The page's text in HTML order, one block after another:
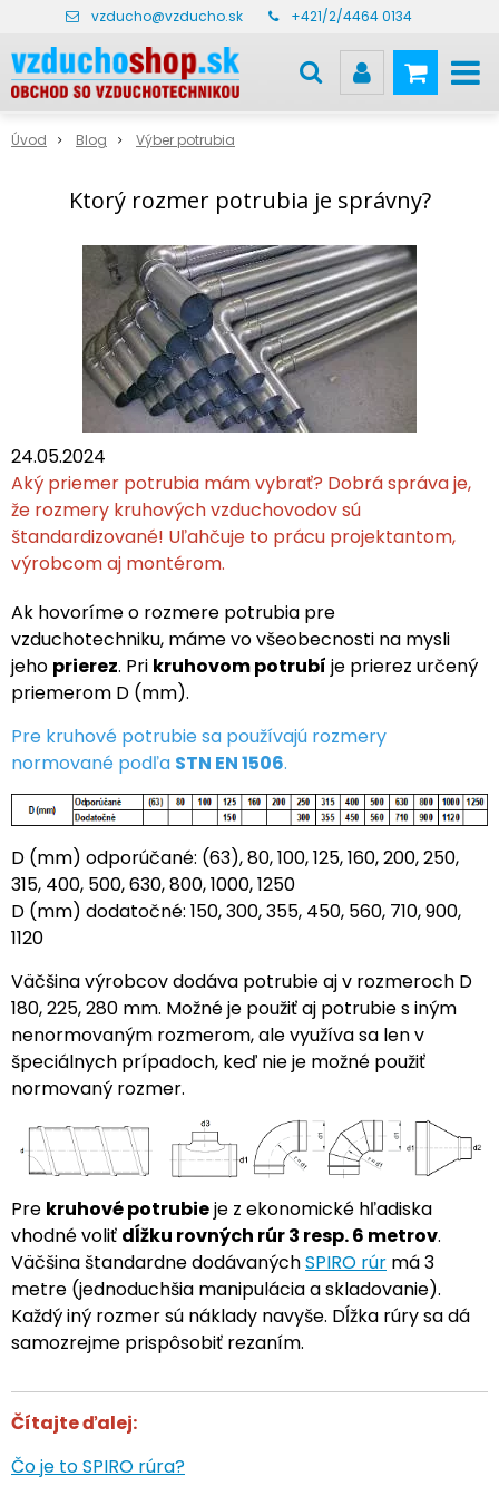
vzducho@vzducho.sk +421/2/4464 0134
Úvod Blog Výber potrubia
Ktorý rozmer potrubia je správny?
24.05.2024
Aký priemer potrubia mám vybrať? Dobrá správa je,
že rozmery kruhových vzduchovodov sú
štandardizované! Uľahčuje to prácu projektantom,
výrobcom aj montérom.
Ak hovoríme o rozmere potrubia pre
vzduchotechniku, máme vo všeobecnosti na mysli
jeho prierez. Pri kruhovom potrubí je prierez určený
priemerom D (mm).
Pre kruhové potrubie sa používajú rozmery
normované podľa STN EN 1506.
D (mm) odporúčané: (63), 80, 100, 125, 160, 200, 250,
315, 400, 500, 630, 800, 1000, 1250
D (mm) dodatočné: 150, 300, 355, 450, 560, 710, 900,
1120
Väčšina výrobcov dodáva potrubie aj v rozmeroch D
180, 225, 280 mm. Možné je použiť aj potrubie s iným
nenormovaným rozmerom, ale využíva sa len v
špeciálnych prípadoch, keď nie je možné použiť
normovaný rozmer.
Pre kruhové potrubieje z ekonomické hľadiska
vhodné voliť dĺžku rovných rúr 3 resp. 6 metrov.
Väčšina štandardne dodávanýchSPIRO rúr má 3
metre (jednoduchšia manipulácia a skladovanie).
Každý iný rozmer sú náklady navyše. Dĺžka rúry sa dá
samozrejme prispôsobiť rezaním.
Čítajte ďalej:
Čo je to SPIRO rúra?